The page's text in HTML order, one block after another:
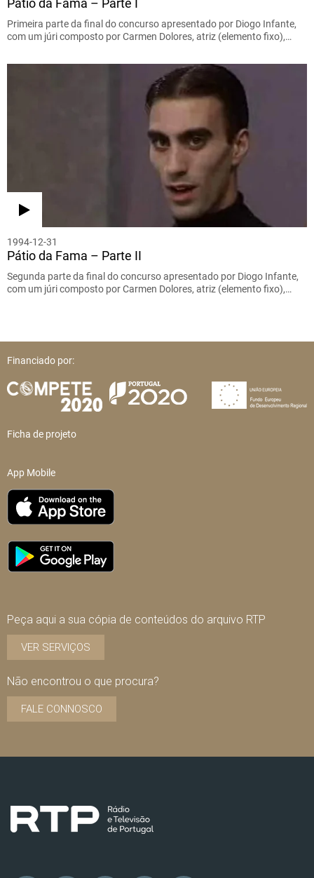
Pátio da Fama – Parte I
Primeira parte da final do concurso apresentado por Diogo Infante,
com um júri composto por Carmen Dolores, atriz (elemento fixo),…
1994-12-31
Pátio da Fama – Parte II
Segunda parte da final do concurso apresentado por Diogo Infante,
com um júri composto por Carmen Dolores, atriz (elemento fixo),…
Financiado por:
Ficha de projeto
App Mobile
Peça aqui a sua cópia de conteúdos do arquivo RTP
VER SERVIÇOS
Não encontrou o que procura?
FALE CONNOSCO